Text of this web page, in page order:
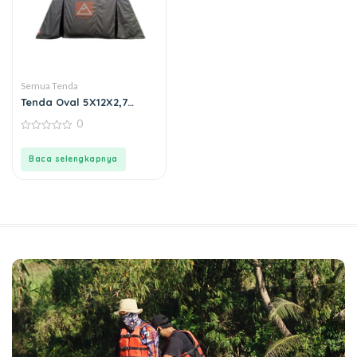
Semua Tenda
Tenda Oval 5X12X2,7
out
0
Baca selengkapnya